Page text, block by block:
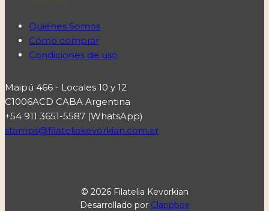
Quiénes Somos
Cómo comprar
Condiciones de uso
Maipú 466 - Locales 10 y 12
C1006ACD CABA Argentina
+54 911 3651-5587 (WhatsApp)
stamps@filateliakevorkian.com.ar
© 2026 Filatelia Kevorkian
Desarrollado por Clappbox